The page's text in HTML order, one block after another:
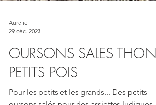
Aurélie
29 déc. 2023
OURSONS SALES THON
PETITS POIS